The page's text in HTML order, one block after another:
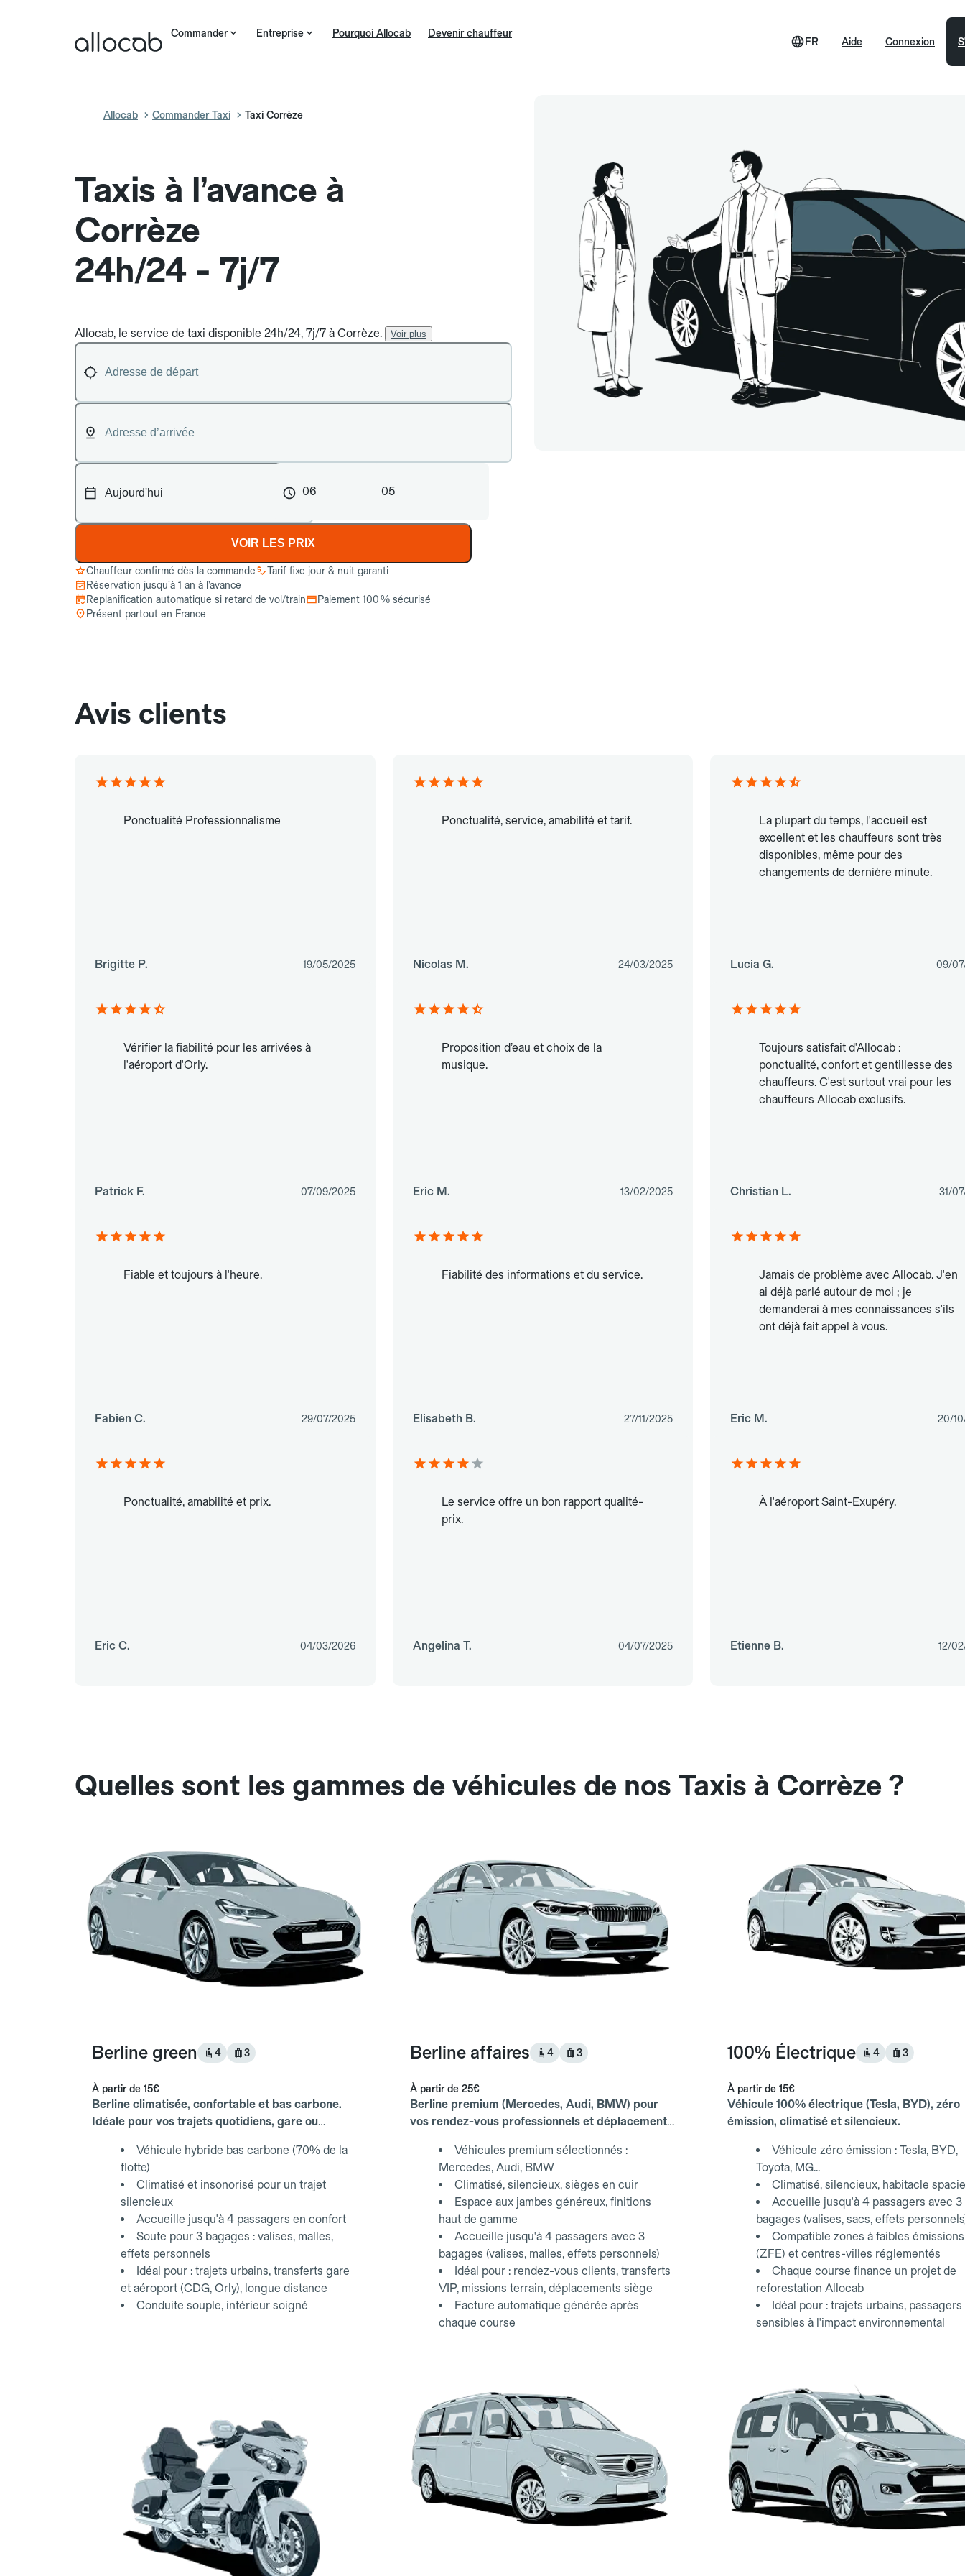
Commander Entreprise Pourquoi Allocab Devenir chauffeur
Aide
FR Connexion
Allocab Commander Taxi Taxi Corrèze
Taxis à l’avance à
Corrèze
24h/24 - 7j/7
Allocab, le service de taxi disponible 24h/24, 7j/7 à Corrèze. Voir plus
06 05
VOIR LES PRIX
Chauffeur confirmé dès la commande
Tarif fixe jour & nuit garanti
Réservation jusqu’à 1 an à l’avance
Replanification automatique si retard de vol/train
Paiement 100 % sécurisé
Présent partout en France
Avis clients
Ponctualité Professionnalisme
Brigitte P. 19/05/2025
Ponctualité, service, amabilité et tarif.
Nicolas M. 24/03/2025
La plupart du temps, l'accueil est
excellent et les chauffeurs sont très
disponibles, même pour des
changements de dernière minute.
Lucia G. 09/
Vérifier la fiabilité pour les arrivées à
l'aéroport d'Orly.
Patrick F. 07/09/2025
Proposition d’eau et choix de la
musique.
Eric M. 13/02/2025
Toujours satisfait d'Allocab :
ponctualité, confort et gentillesse des
chauffeurs. C'est surtout vrai pour les
chauffeurs Allocab exclusifs.
Christian L. 31/
Fiable et toujours à l'heure.
Fabien C. 29/07/2025
Fiabilité des informations et du service.
Elisabeth B. 27/11/2025
Jamais de problème avec Allocab. J'en
ai déjà parlé autour de moi ; je
demanderai à mes connaissances s'ils
ont déjà fait appel à vous.
Eric M. 20/
Ponctualité, amabilité et prix.
Eric C. 04/03/2026
Le service offre un bon rapport qualité-
prix.
Angelina T. 04/07/2025
À l'aéroport Saint-Exupéry.
Etienne B. 12/
Quelles sont les gammes de véhicules de nos Taxis à Corrèze ?
Berline green 4 3
À partir de 15€
Berline climatisée, confortable et bas carbone.
Idéale pour vos trajets quotidiens, gare ou
Véhicule hybride bas carbone (70% de la
flotte)
Climatisé et insonorisé pour un trajet
silencieux
Accueille jusqu'à 4 passagers en confort
Soute pour 3 bagages : valises, malles,
effets personnels
Idéal pour : trajets urbains, transferts gare
et aéroport (CDG, Orly), longue distance
Conduite souple, intérieur soigné
Berline affaires 4 3
À partir de 25€
Berline premium (Mercedes, Audi, BMW) pour
vos rendez-vous professionnels et déplacements
Véhicules premium sélectionnés :
Mercedes, Audi, BMW
Climatisé, silencieux, sièges en cuir
Espace aux jambes généreux, finitions
haut de gamme
Accueille jusqu'à 4 passagers avec 3
bagages (valises, malles, effets personnels)
Idéal pour : rendez-vous clients, transferts
VIP, missions terrain, déplacements siège
Facture automatique générée après
chaque course
100% Électrique 4 3
À partir de 15€
Véhicule 100% électrique (Tesla, BYD), zéro
émission, climatisé et silencieux.
Véhicule zéro émission : Tesla, BYD,
Toyota, MG...
Climatisé, silencieux, habitacle
Accueille jusqu'à 4 passagers avec 3
bagages (valises, sacs, effets
Compatible zones à faibles émissions
(ZFE) et centres-villes réglementés
Chaque course finance un projet de
reforestation Allocab
Idéal pour : trajets urbains, passagers
sensibles à l'impact environnemental